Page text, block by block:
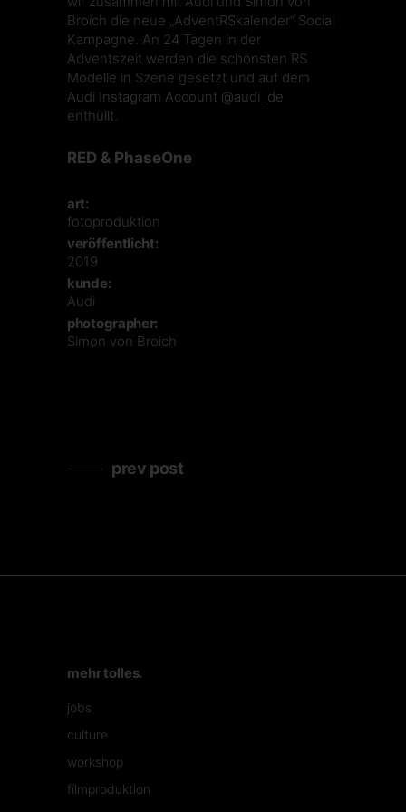
Broich die neue „AdventRSkalender“ Social
Kampagne. An 24 Tagen in der
Adventszeit werden die schönsten RS
Modelle in Szene gesetzt und auf dem
Audi Instagram Account @audi_de
enthüllt.
RED & PhaseOne
art:
fotoproduktion
veröffentlicht:
2019
kunde:
Audi
photographer:
Simon von Broich
prev post
mehr tolles.
jobs
culture
workshop
filmproduktion